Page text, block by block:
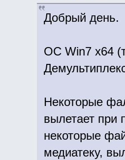
Добрый день.
ОС Win7 x64
Некоторые
вылетает при
некоторые
медиатеку,